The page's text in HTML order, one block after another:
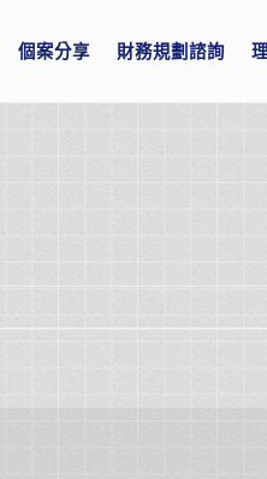
個案分享 財務規劃諮詢